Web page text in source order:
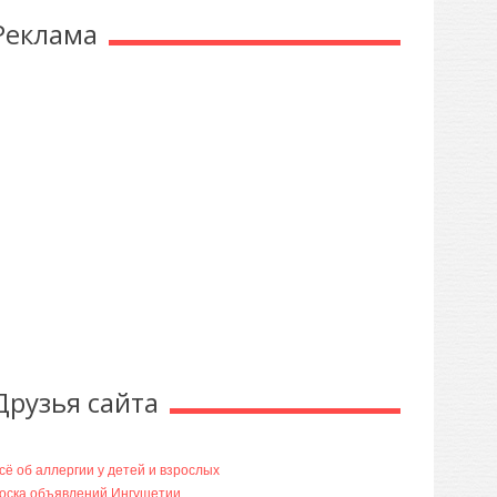
сайта
об аллергии у детей и взрослых
объявлений Ингушетии